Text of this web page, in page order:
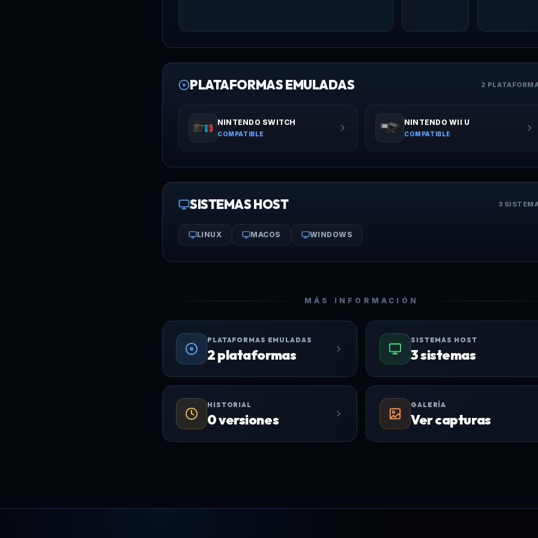
PLATAFORMAS EMULADAS 2
NINTENDO SWITCH
COMPATIBLE
NINTENDO WII U
COMPATIBLE
SISTEMAS HOST 3
LINUX MACOS WINDOWS
MÁS INFORMACIÓN
PLATAFORMAS EMULADAS
2 plataformas
SISTEMAS HOST
3 sistemas
HISTORIAL
0 versiones
GALERÍA
Ver capturas